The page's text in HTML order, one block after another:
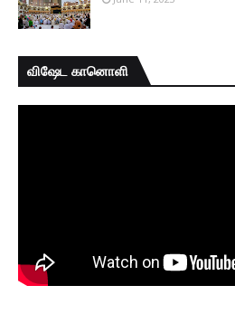
விஷேட கானொளி